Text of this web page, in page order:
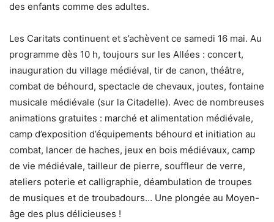
des enfants comme des adultes.
Les Caritats continuent et s’achèvent ce samedi 16 mai. Au
programme dès 10 h, toujours sur les Allées : concert,
inauguration du village médiéval, tir de canon, théâtre,
combat de béhourd, spectacle de chevaux, joutes, fontaine
musicale médiévale (sur la Citadelle). Avec de nombreuses
animations gratuites : marché et alimentation médiévale,
camp d’exposition d’équipements béhourd et initiation au
combat, lancer de haches, jeux en bois médiévaux, camp
de vie médiévale, tailleur de pierre, souffleur de verre,
ateliers poterie et calligraphie, déambulation de troupes
de musiques et de troubadours… Une plongée au Moyen-
âge des plus délicieuses !